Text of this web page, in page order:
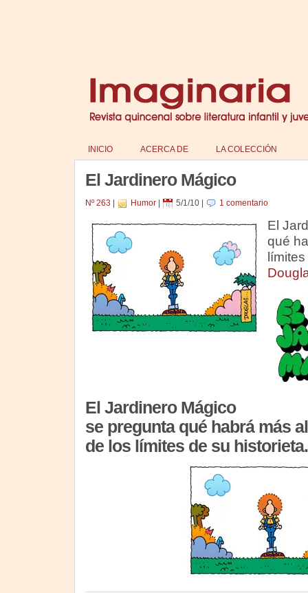
INICIO ACERCA DE LA COLECCIÓN
El Jardinero Mágico
Nº 263 Humor| 5/1/10| 1 comentario
El
qué
El Jardinero Mágico
se pregunta qué habrá más
de los límites de su historieta.